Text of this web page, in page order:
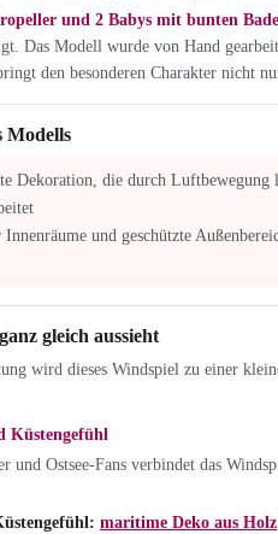
und 2 Babys mit bunten
Das Modell wurde von Hand
den besonderen Charakter nicht
Modells
Dekoration, die durch Luftbewegung
und geschützte
gleich aussieht
wird dieses Windspiel zu einer
Küstengefühl
und Ostsee-Fans verbindet das
maritime Deko aus Holz